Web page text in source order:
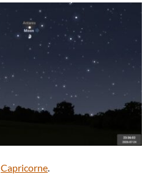
Capricorne